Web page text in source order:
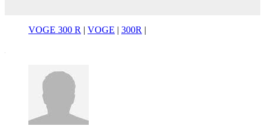
VOGE 300 R | VOGE | 300R |